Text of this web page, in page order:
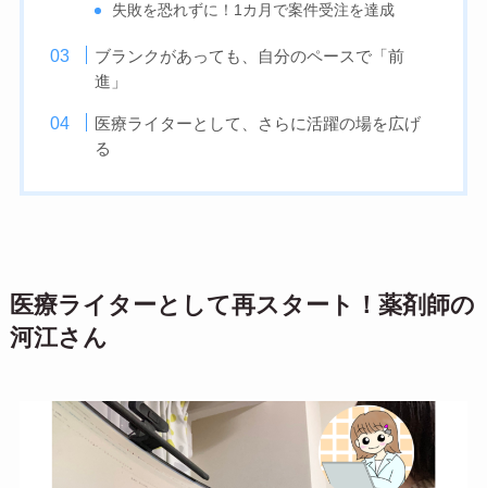
失敗を恐れずに！1カ月で案件受注を達成
ブランクがあっても、自分のペースで「前
進」
医療ライターとして、さらに活躍の場を広げ
る
医療ライターとして再スタート！薬剤師の
河江さん